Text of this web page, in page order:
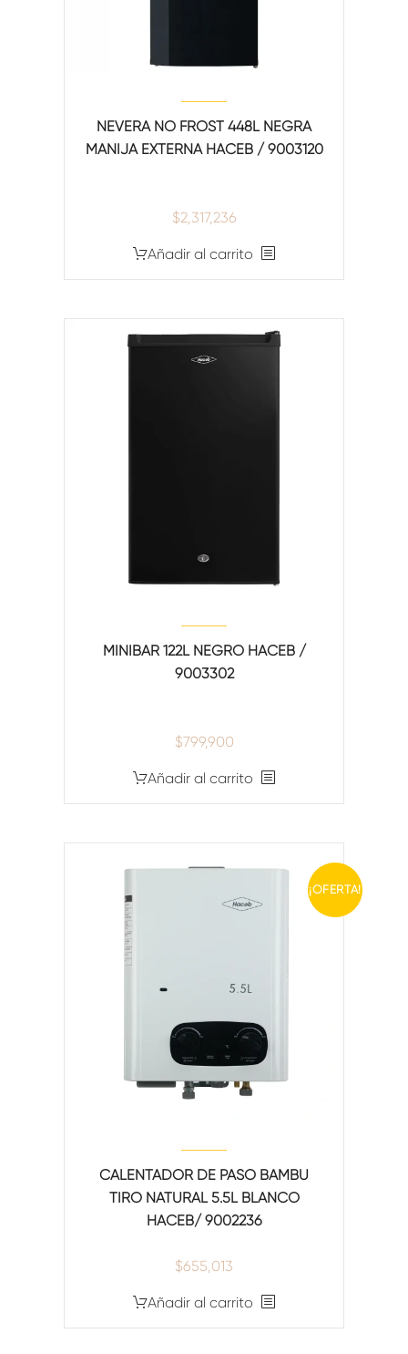
NEVERA NO FROST 448L NEGRA
MANIJA EXTERNA HACEB / 9003120
$2,317,236
Añadir al carrito
MINIBAR 122L NEGRO HACEB /
9003302
$799,900
Añadir al carrito
¡OFERTA!
CALENTADOR DE PASO BAMBÚ
TIRO NATURAL 5.5L BLANCO
HACEB/ 9002236
$655,013
Añadir al carrito